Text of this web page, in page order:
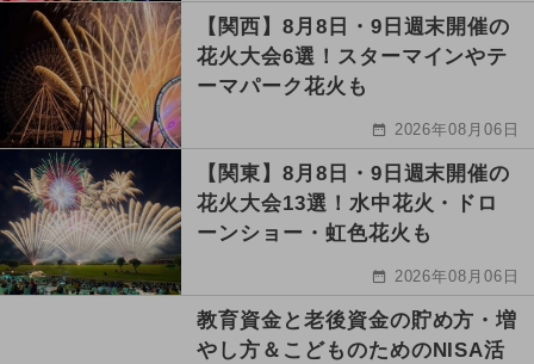
【関西】8月8日・9日週末開催の
花火大会6選！スターマインやテ
ーマパーク花火も
2026年08月06日
【関東】8月8日・9日週末開催の
花火大会13選！水中花火・ドロ
ーンショー・虹色花火も
2026年08月06日
教育資金と老後資金の貯め方・増
やし方＆こどものためのNISA活